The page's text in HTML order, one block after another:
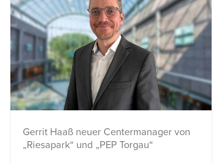
Gerrit Haaß neuer Centermanager von
„Riesapark“ und „PEP Torgau“